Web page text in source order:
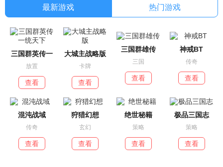
最新游戏 热门游戏
三国群英传一
放置
查看
大城主战略版
卡牌
查看
三国群雄传
三国
查看
神戒BT
传奇
查看
混沌战域
传奇
查看
狩猎幻想
玄幻
查看
绝世秘籍
策略
查看
极品三国志
策略
查看